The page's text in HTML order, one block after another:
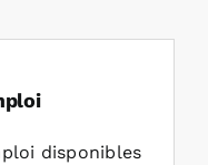
disponibles